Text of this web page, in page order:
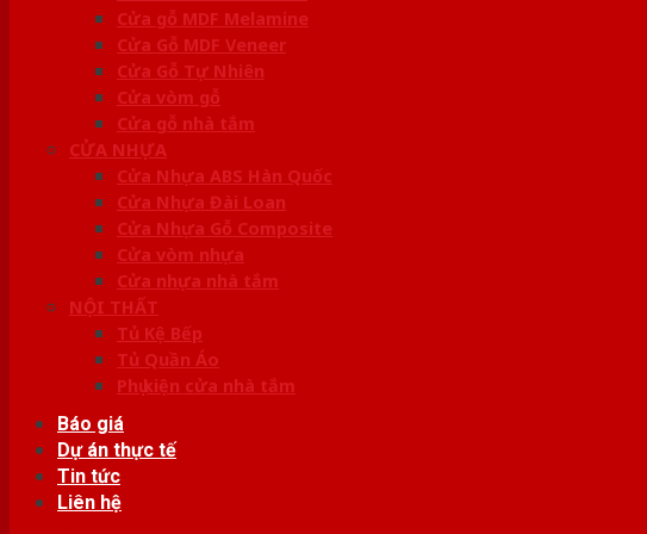
Cửa gỗ MDF Melamine
Cửa Gỗ MDF Veneer
Cửa Gỗ Tự Nhiên
Cửa vòm gỗ
Cửa gỗ nhà tắm
CỬA NHỰA
Cửa Nhựa ABS Hàn Quốc
Cửa Nhựa Đài Loan
Cửa Nhựa Gỗ Composite
Cửa vòm nhựa
Cửa nhựa nhà tắm
NỘI THẤT
Tủ Kệ Bếp
Tủ Quần Áo
Phụ kiện cửa nhà tắm
Báo giá
Dự án thực tế
Tin tức
Liên hệ